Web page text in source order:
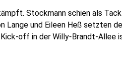
Stockmann schien als
Lange und Eileen Heß setzten
off in der Willy-Brandt-Allee